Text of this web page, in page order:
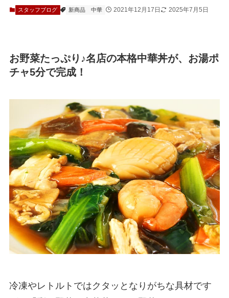
スタッフブログ 新商品 中華 2021年12月17日 2025年7月5日
お野菜たっぷり♪名店の本格中華丼が、お湯ポ
チャ5分で完成！
冷凍やレトルトではクタッとなりがちな具材です